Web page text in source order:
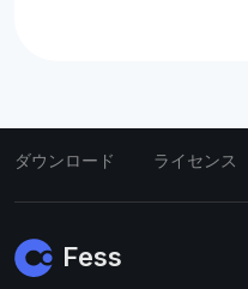
ダウンロード ライセンス
Fess